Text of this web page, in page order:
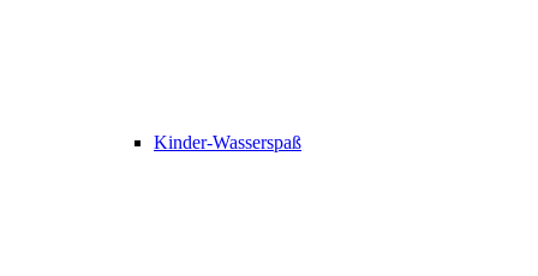
Kinder-Wasserspaß